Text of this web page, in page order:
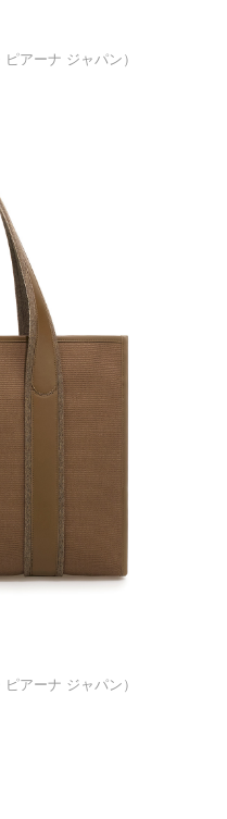
アーナ ジャパン）
アーナ ジャパン）